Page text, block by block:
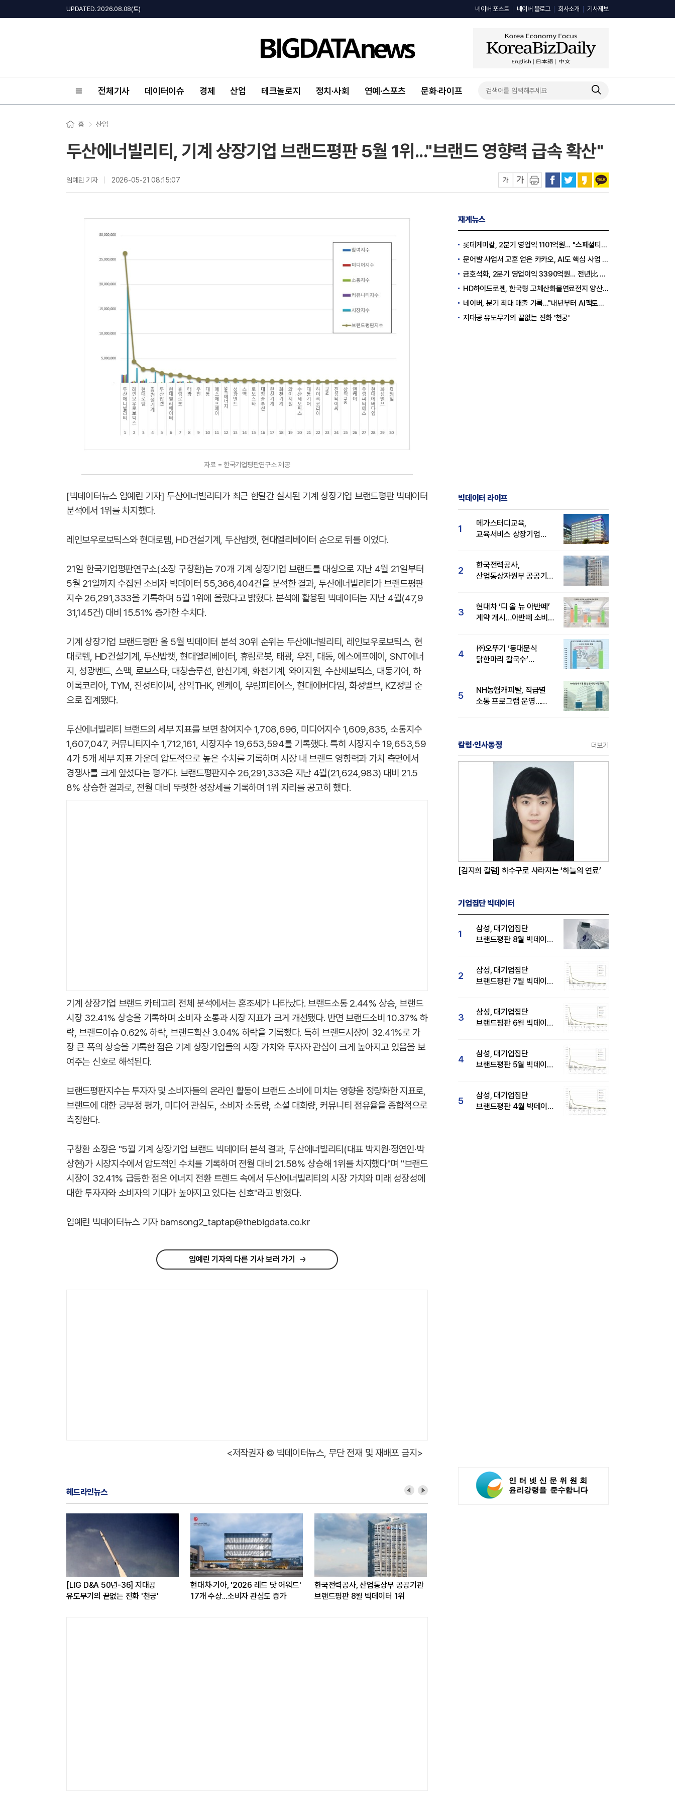
UPDATED. 2026.08.08(토) 네이버 포스트 네이버 블로그 회사소개 기사제보
전체기사 데이터이슈 경제 산업 테크놀로지 정치·사회 연예·스포츠 문화·라이프
홈 산업
두산에너빌리티, 기계 상장기업 브랜드평판 5월 1위..."브랜드 영향력 급속 확산"
임예린 기자 2026-05-21 08:15:07
자료 = 한국기업평판연구소 제공
[빅데이터뉴스 임예린 기자] 두산에너빌리티가 최근 한달간 실시된 기계 상장기업 브랜드평판 빅데이터
분석에서 1위를 차지했다.
레인보우로보틱스와 현대로템, HD건설기계, 두산밥캣, 현대엘리베이터 순으로 뒤를 이었다.
21일 한국기업평판연구소(소장 구창환)는 70개 기계 상장기업 브랜드를 대상으로 지난 4월 21일부터
5월 21일까지 수집된 소비자 빅데이터 55,366,404건을 분석한 결과, 두산에너빌리티가 브랜드평판
지수 26,291,333을 기록하며 5월 1위에 올랐다고 밝혔다. 분석에 활용된 빅데이터는 지난 4월(47,9
31,145건) 대비 15.51% 증가한 수치다.
기계 상장기업 브랜드평판 올 5월 빅데이터 분석 30위 순위는 두산에너빌리티, 레인보우로보틱스, 현
대로템, HD건설기계, 두산밥캣, 현대엘리베이터, 휴림로봇, 태광, 우진, 대동, 에스에프에이, SNT에너
지, 성광벤드, 스맥, 로보스타, 대창솔루션, 한신기계, 화천기계, 와이지원, 수산세보틱스, 대동기어, 하
이록코리아, TYM, 진성티이씨, 삼익THK, 엔케이, 우림피티에스, 현대에버다임, 화성밸브, KZ정밀 순
으로 집계됐다.
두산에너빌리티 브랜드의 세부 지표를 보면 참여지수 1,708,696, 미디어지수 1,609,835, 소통지수
1,607,047, 커뮤니티지수 1,712,161, 시장지수 19,653,594를 기록했다. 특히 시장지수 19,653,59
4가 5개 세부 지표 가운데 압도적으로 높은 수치를 기록하며 시장 내 브랜드 영향력과 가치 측면에서
경쟁사를 크게 앞섰다는 평가다. 브랜드평판지수 26,291,333은 지난 4월(21,624,983) 대비 21.5
8% 상승한 결과로, 전월 대비 뚜렷한 성장세를 기록하며 1위 자리를 공고히 했다.
기계 상장기업 브랜드 카테고리 전체 분석에서는 혼조세가 나타났다. 브랜드소통 2.44% 상승, 브랜드
시장 32.41% 상승을 기록하며 소비자 소통과 시장 지표가 크게 개선됐다. 반면 브랜드소비 10.37% 하
락, 브랜드이슈 0.62% 하락, 브랜드확산 3.04% 하락을 기록했다. 특히 브랜드시장이 32.41%로 가
장 큰 폭의 상승을 기록한 점은 기계 상장기업들의 시장 가치와 투자자 관심이 크게 높아지고 있음을 보
여주는 신호로 해석된다.
브랜드평판지수는 투자자 및 소비자들의 온라인 활동이 브랜드 소비에 미치는 영향을 정량화한 지표로,
브랜드에 대한 긍부정 평가, 미디어 관심도, 소비자 소통량, 소셜 대화량, 커뮤니티 점유율을 종합적으로
측정한다.
구창환 소장은 "5월 기계 상장기업 브랜드 빅데이터 분석 결과, 두산에너빌리티(대표 박지원·정연인·박
상현)가 시장지수에서 압도적인 수치를 기록하며 전월 대비 21.58% 상승해 1위를 차지했다"며 "브랜드
시장이 32.41% 급등한 점은 에너지 전환 트렌드 속에서 두산에너빌리티의 시장 가치와 미래 성장성에
대한 투자자와 소비자의 기대가 높아지고 있다는 신호"라고 밝혔다.
임예린 빅데이터뉴스 기자 bamsong2_taptap@thebigdata.co.kr
임예린 기자의 다른 기사 보러 가기
<저작권자 © 빅데이터뉴스, 무단 전재 및 재배포 금지>
헤드라인뉴스
[LIG D&A 50년-36] 지대공
유도무기의 끝없는 진화 '천궁'
현대차·기아, '2026 레드 닷 어워드'
17개 수상...소비자 관심도 증가
한국전력공사, 산업통상부 공공기관
브랜드평판 8월 빅데이터 1위
재계뉴스
롯데케미칼, 2분기 영업익 1101억원... "스페셜티 전환 가속"
문어발 사업서 교훈 얻은 카카오, AI도 핵심 사업 '선택과 집중'
금호석화, 2분기 영업이익 3390억원... 전년比 419% 급증
HD하이드로젠, 한국형 고체산화물연료전지 양산체계 구축
네이버, 분기 최대 매출 기록..."내년부터 AI팩토리 수익 날 것"
지대공 유도무기의 끝없는 진화 '천궁'
빅데이터 라이프
1
메가스터디교육,
교육서비스 상장기업
2
한국전력공사,
산업통상자원부 공공기관
3
현대차 ‘디 올 뉴 아반떼’
계약 개시…아반떼 소비자
4
㈜오뚜기 ‘동대문식
닭한마리 칼국수’
5
NH농협캐피탈, 직급별
소통 프로그램 운영…
칼럼·인사동정 더보기
[김지희 칼럼] 하수구로 사라지는 ‘하늘의 연료’
기업집단 빅데이터
1
삼성, 대기업집단
브랜드평판 8월 빅데이터
2
삼성, 대기업집단
브랜드평판 7월 빅데이터
3
삼성, 대기업집단
브랜드평판 6월 빅데이터
4
삼성, 대기업집단
브랜드평판 5월 빅데이터
5
삼성, 대기업집단
브랜드평판 4월 빅데이터